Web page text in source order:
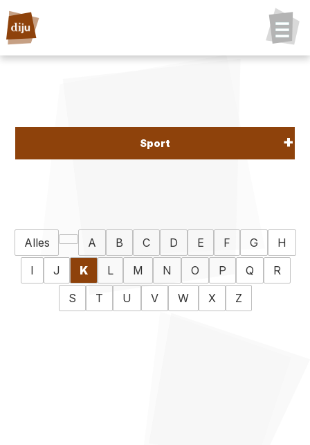
Sport
Alles A B C D E F G
H
I
J K L M N O P Q
R
S
T U V W X Z